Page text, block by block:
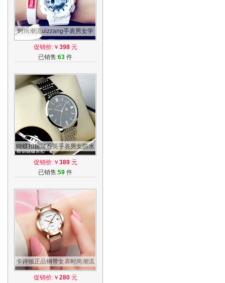
时尚潮流ulzzang手表男女学
生韩版简约休闲大气电子表运
动防水
促销价:￥ 398元
已销售:63 件
蝴蝶扣超薄石英手表男女防水
日历钢带情侣手表一对全自动
非机械表
促销价:￥ 389元
已销售:59 件
卡诗顿正品钢带女表时尚潮流
简约女学生日历防水手表女士
石英表
促销价:￥ 280元